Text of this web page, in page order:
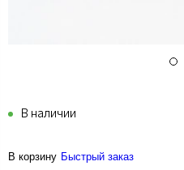
В наличии
В корзину Быстрый заказ